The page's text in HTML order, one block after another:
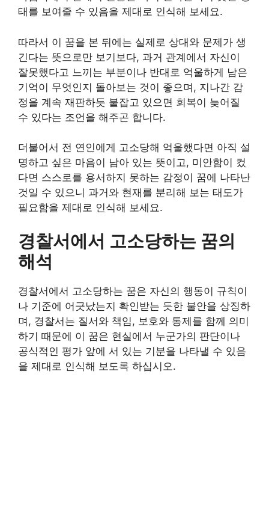
태를 보여줄 수 있음을 제대로 인식해 보세요.
따라서 이 꿈을 본 뒤에는 실제로 상대와 문제가 생
긴다는 뜻으로만 보기보다, 과거 관계에서 자신이
잘못했다고 느끼는 부분이나 반대로 억울하게 남은
기억이 무엇인지 돌아보는 것이 좋으며, 지나간 감
정을 계속 재판하듯 붙잡고 있으면 회복이 늦어질
수 있다는 조언을 해주곤 합니다.
더불어서 전 연인에게 고소당해 억울했다면 아직 설
명하고 싶은 마음이 남아 있는 뜻이고, 미안함이 컸
다면 스스로를 용서하지 못하는 감정이 꿈에 나타난
것일 수 있으니 과거와 현재를 분리해 보는 태도가
필요함을 제대로 인식해 보세요.
경찰서에서 고소당하는 꿈의
해석
경찰서에서 고소당하는 꿈은 자신의 행동이 규칙이
나 기준에 어긋났는지 확인받는 듯한 불안을 상징하
며, 경찰서는 질서와 책임, 보호와 통제를 함께 의미
하기 때문에 이 꿈은 현실에서 누군가의 판단이나
공식적인 평가 앞에 서 있는 기분을 나타낼 수 있음
을 제대로 인식해 보도록 하십시오.